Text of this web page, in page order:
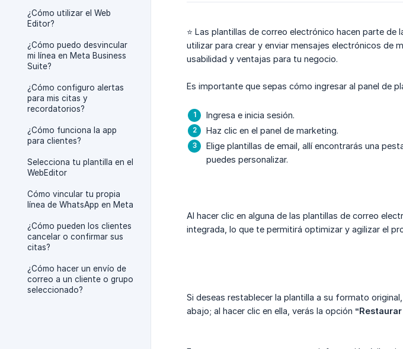
¿Cómo utilizar el Web
Editor?
¿Cómo puedo desvincular
mi línea en Meta Business
Suite?
¿Cómo configuro alertas
para mis citas y
recordatorios?
¿Cómo funciona la app
para clientes?
Selecciona tu plantilla en el
WebEditor
Cómo vincular tu propia
línea de WhatsApp en Meta
¿Cómo pueden los clientes
cancelar o confirmar sus
citas?
¿Cómo hacer un envío de
correo a un cliente o grupo
seleccionado?
⭐ Las plantillas de correo electrónico hacen parte
utilizar para crear y enviar mensajes electrónicos de
usabilidad y ventajas para tu negocio.
Es importante que sepas cómo ingresar al panel de
Ingresa e inicia sesión.
Haz clic en el panel de marketing.
Elige plantillas de email, allí encontrarás una
puedes personalizar.
Al hacer clic en alguna de las plantillas de correo
integrada, lo que te permitirá optimizar y agilizar el
Si deseas restablecer la plantilla a su formato
abajo; al hacer clic en ella, verás la opción